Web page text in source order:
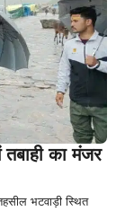
तबाही का मंजर
भटवाड़ी स्थित